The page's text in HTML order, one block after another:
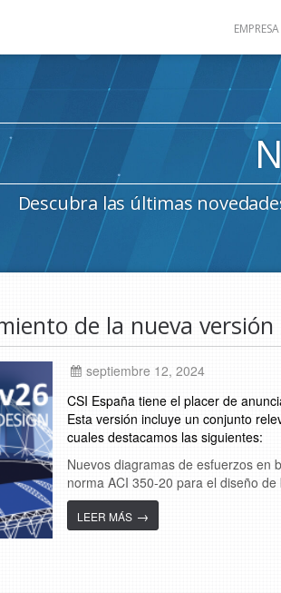
EMPRESA
Descubra las últimas
de la nueva versión
septiembre 12, 2024
CSI España tiene el placer de
Esta versión incluye un conjunto
cuales destacamos las siguientes:
Nuevos diagramas de esfuerzos en
norma ACI 350-20 para el diseño de
LEER MÁS →